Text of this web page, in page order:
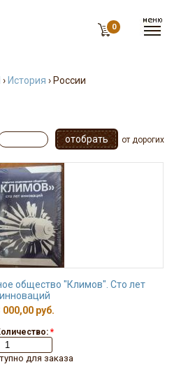
0
› История › России
от дорогих
общество "Климов". Сто лет
инноваций
000,00 руб.
*
для заказа